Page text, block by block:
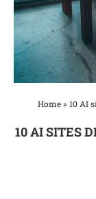
Home» 10 AI
10 AI SITES